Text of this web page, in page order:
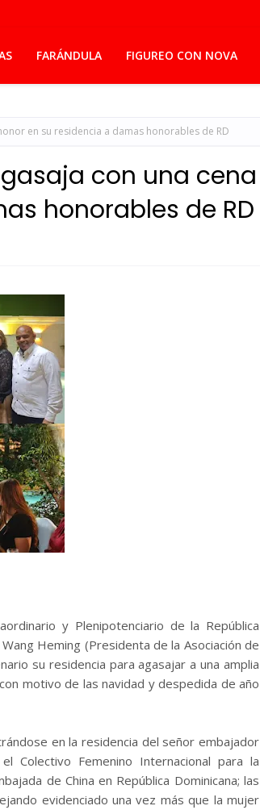
FARÁNDULA FIGUREO CON NOVA
en su residencia a damas honorables de RD
con una cena
honorables de RD
y Plenipotenciario de la República
Heming (Presidenta de la Asociación de
su residencia para agasajar a una amplia
motivo de las navidad y despedida de año
en la residencia del señor embajador
Colectivo Femenino Internacional para la
de China en República Dominicana; las
evidenciado una vez más que la mujer